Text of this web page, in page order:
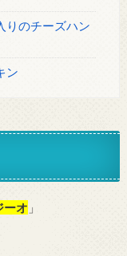
りのチーズハン
ン
ーオ 」